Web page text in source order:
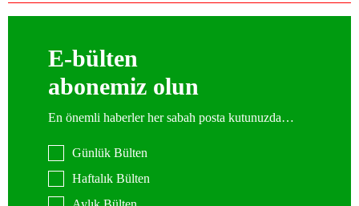
E-bülten
abonemiz olun
En önemli haberler her sabah posta kutunuzda…
Günlük Bülten
Haftalık Bülten